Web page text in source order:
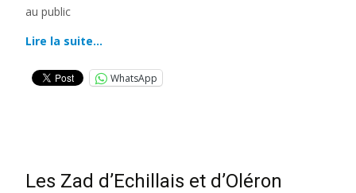
au public
Lire la suite…
WhatsApp
Les Zad d’Echillais et d’Oléron